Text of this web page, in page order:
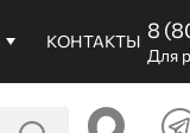
КОНТАКТЫ 8
Для